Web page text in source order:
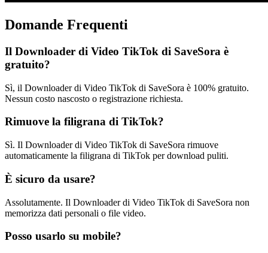
Domande Frequenti
Il Downloader di Video TikTok di SaveSora è
gratuito?
Sì, il Downloader di Video TikTok di SaveSora è 100% gratuito.
Nessun costo nascosto o registrazione richiesta.
Rimuove la filigrana di TikTok?
Sì. Il Downloader di Video TikTok di SaveSora rimuove
automaticamente la filigrana di TikTok per download puliti.
È sicuro da usare?
Assolutamente. Il Downloader di Video TikTok di SaveSora non
memorizza dati personali o file video.
Posso usarlo su mobile?